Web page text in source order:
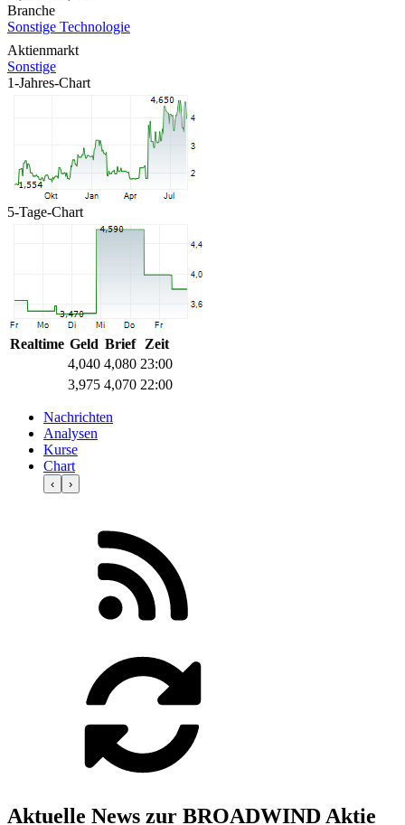
Branche
Sonstige Technologie
Aktienmarkt
Sonstige
1-Jahres-Chart
5-Tage-Chart
Realtime Geld Brief
Zeit
4,040 4,080 23:00
3,975 4,070 22:00
Nachrichten
Analysen
Kurse
Chart
‹ ›
Aktuelle News zur BROADWIND Aktie